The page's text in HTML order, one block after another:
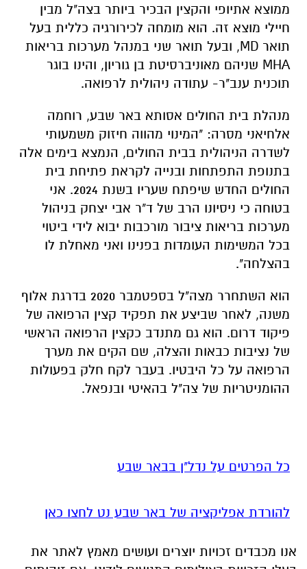
ממוצא אתיופי והקצין הבכיר ביותר בצה"ל מבין
חיילי מוצא זה. הוא מומחה לכירורגיה כללית בעל
תואר MD, ובעל תואר שני במנהל מערכות בריאות
MHA שניהם מאוניברסיטת בן גוריון, והינו בוגר
תוכנית ענב"ר- עתודה ניהולית לרפואה.
מנהלת בית החולים אסותא באר שבע, רוחמה
אלחיאני מסרה: "המינוי מהווה חיזוק משמעותי
לשדרה הניהולית בבית החולים, הנמצא בימים אלה
בתנופת התפתחות ובנייה לקראת פתיחת בית
החולים החדש שיפתח שעריו בשנת 2024. אני
בטוחה כי ניסיונו הרב של ד"ר אבי יצחק בניהול
מערכות בריאות ציבור מורכבות יבוא לידי ביטוי
בכל המשימות העומדות בפנינו ואני מאחלת לו
בהצלחה".
הוא השתחרר מצה"ל בספטמבר 2020 בדרגת אלוף
משנה, לאחר שביצע את תפקיד קצין הרפואה של
פיקוד דרום. הוא גם מתנדב כקצין הרפואה הראשי
של נציבות כבאות והצלה, שם הקים את מערך
הרפואה על כל היבטיו. בעבר לקח חלק בפעולות
ההומניטריות של צה"ל בהאיטי ובנפאל.
כל הפרטים על נדל"ן בבאר שבע
להורדת אפליקציה של באר שבע נט לחצו כאן
אנו מכבדים זכויות יוצרים ועושים מאמץ לאתר את